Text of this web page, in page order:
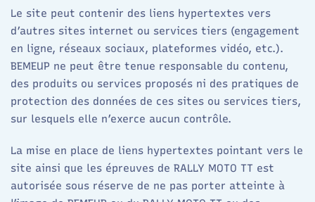
Le site peut contenir des liens hypertextes vers
d’autres sites internet ou services tiers (engagement
en ligne, réseaux sociaux, plateformes vidéo, etc.).
BEMEUP ne peut être tenue responsable du contenu,
des produits ou services proposés ni des pratiques de
protection des données de ces sites ou services tiers,
sur lesquels elle n’exerce aucun contrôle.
La mise en place de liens hypertextes pointant vers le
site ainsi que les épreuves de RALLY MOTO TT est
autorisée sous réserve de ne pas porter atteinte à